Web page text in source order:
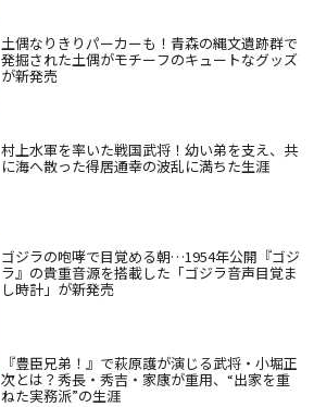
土偶なりきりパーカーも！青森の縄文遺跡群で
発掘された土偶がモチーフのキュートなグッズ
が新発売
村上水軍を率いた戦国武将！幼い弟を支え、共
に海へ散った得居通幸の波乱に満ちた生涯
ゴジラの咆哮で目覚める朝…1954年公開『ゴジ
ラ』の貴重音源を搭載した「ゴジラ音声目覚ま
し時計」が新発売
『豊臣兄弟！』で萩原護が演じる武将・小堀正
次とは？秀長・秀吉・家康が重用、“出家を重
ねた実務派”の生涯